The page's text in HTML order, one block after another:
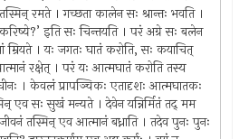
रमते । गच्छता कालेन सः श्रान्तः भवति ।
इति सः चिन्तयति । परं अग्रे सः बलेन
म्रियते । यः जगतः घातं करोति, सः कयाचित्
रक्षेत् । परं यः आत्मघातं करोति तस्य
। केवलं प्रापञ्चिकः एतादृशः आत्मघातकः
एव सः सुखं मन्यते । देवेन यन्निर्मितं तद् मम
तस्मिन् एव आत्मानं बध्नाति । तदेव पुनः पुनः